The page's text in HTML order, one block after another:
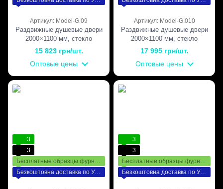
Артикул: Model-G.09
Раздвижные душевые двери
2000×1100 мм, стекло
Прозрачное, матированное,
фурнитура Black — чёрная
матовая
15 823 грн/шт.
Оптовые цены
Артикул: Model-G.010
Раздвижные душевые двери
2000×1100 мм, стекло
Прозрачное, матированное,
фурнитура White — белая
матовая
17 995 грн/шт.
Оптовые цены
3
3
Безкоштовна доставка по Україні
3
3
Безкоштовна доставка по Україні